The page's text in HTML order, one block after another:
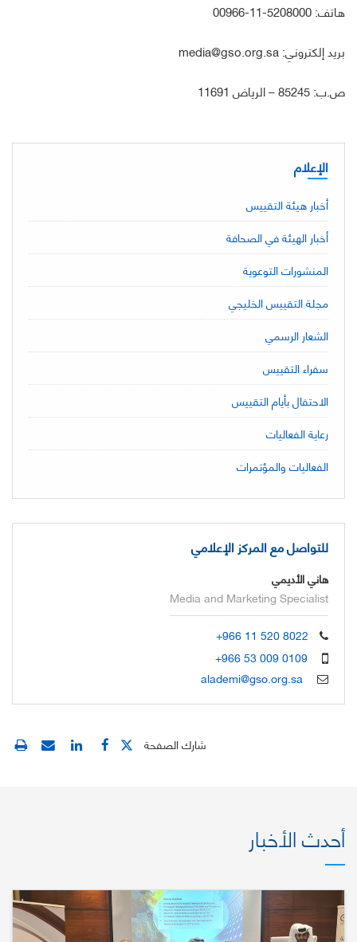
هاتف: 5208000-11-00966
بريد إلكتروني: media@gso.org.sa
ص.ب: 85245 – الرياض 11691
الإعلام
أخبار هيئة التقييس
أخبار الهيئة في الصحافة
المنشورات التوعوية
مجلة التقييس الخليجي
الشعار الرسمي
سفراء التقييس
الاحتفال بأيام التقييس
رعاية الفعاليات
الفعاليات والمؤتمرات
للتواصل مع المركز الإعلامي
هاني الأديمي
Media and Marketing Specialist
+966 11 520 8022
+966 53 009 0109
alademi@gso.org.sa
شارك الصفحة
أحدث الأخبار